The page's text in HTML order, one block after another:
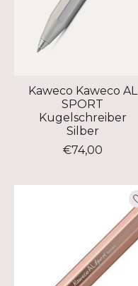
Kaweco Kaweco AL
SPORT
Kugelschreiber
Silber
€74,00